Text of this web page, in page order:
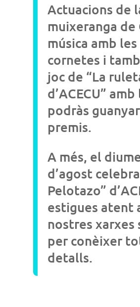
Actuacions de
muixeranga de
música amb les
cornetes i
joc de “La
d’ACECU”
podràs
premis.
A més, el
d’agost
Pelotazo”
estigues atent
nostres xarxes
per conèixer
detalls.